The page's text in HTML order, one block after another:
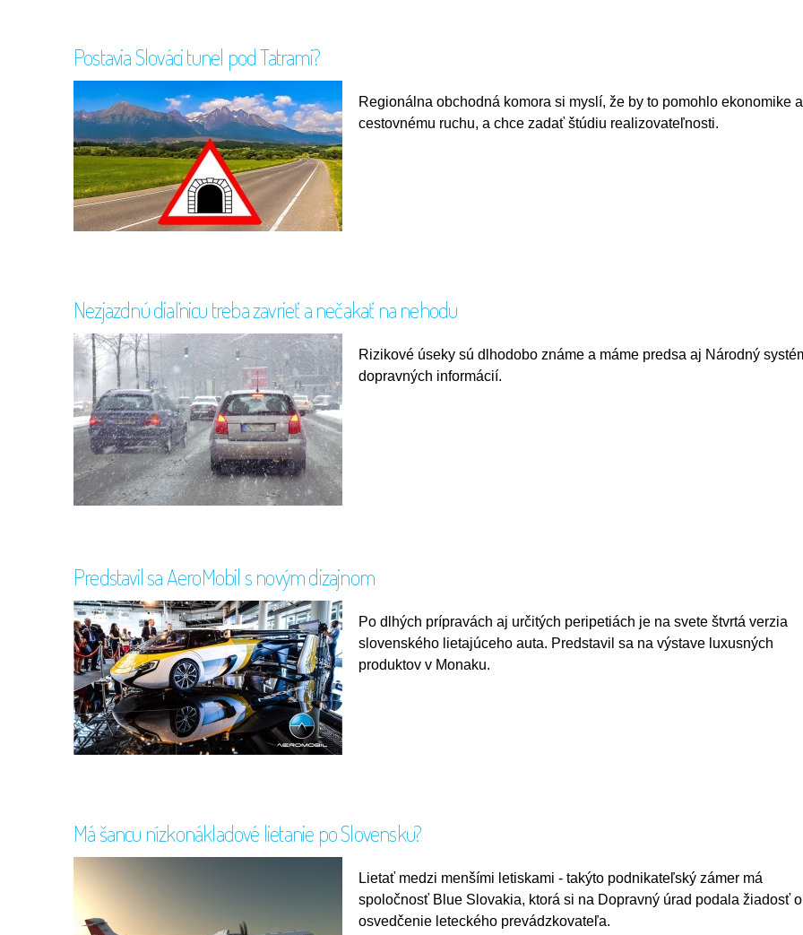
Postavia Slováci tunel pod Tatrami?
Regionálna obchodná komora si myslí, že by to pomohlo ekonomike a
cestovnému ruchu, a chce zadať štúdiu realizovateľnosti.
Nezjazdnú diaľnicu treba zavrieť a nečakať na nehodu
Rizikové úseky sú dlhodobo známe a máme predsa aj Národný
dopravných informácií.
Predstavil sa AeroMobil s novým dizajnom
Po dlhých prípravách aj určitých peripetiách je na svete štvrtá verzia
slovenského lietajúceho auta. Predstavil sa na výstave luxusných
produktov v Monaku.
Má šancu nízkonákladové lietanie po Slovensku?
Lietať medzi menšími letiskami - takýto podnikateľský zámer má
spoločnosť Blue Slovakia, ktorá si na Dopravný úrad podala žiadosť o
osvedčenie leteckého prevádzkovateľa.